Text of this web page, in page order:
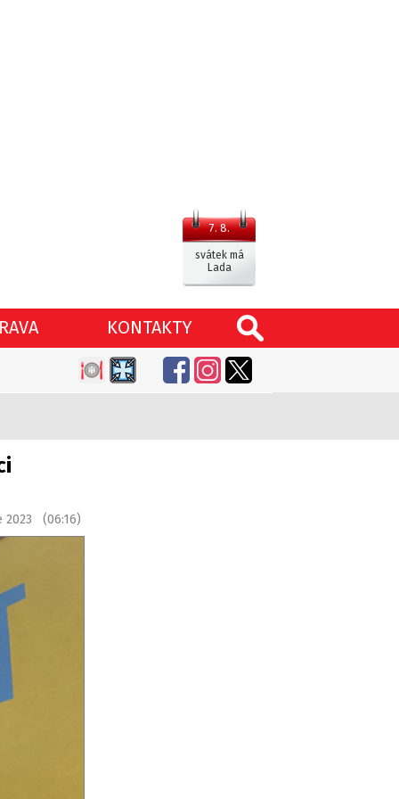
7. 8.
svátek má
Lada
KONTAKTY
2023 (06:16)